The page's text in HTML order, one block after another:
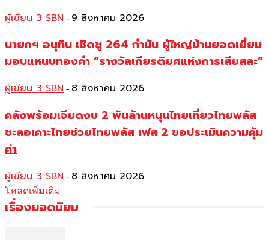
ผู้เขียน 3 SBN - 9 สิงหาคม 2026
นายกฯ อนุทิน เชิดชู 264 กำนัน ผู้ใหญ่บ้านยอดเยี่ยม
มอบแหนบทองคำ “รางวัลเกียรติยศแห่งการเสียสละ”
ผู้เขียน 3 SBN - 8 สิงหาคม 2026
คลังพร้อมเจียดงบ 2 พันล้านหนุนไทยเที่ยวไทยพลัส
ชะลอเคาะไทยช่วยไทยพลัส เฟส 2 ขอประเมินความคุ้ม
ค่า
ผู้เขียน 3 SBN - 8 สิงหาคม 2026
โหลดเพิ่มเติม
เรื่องยอดนิยม